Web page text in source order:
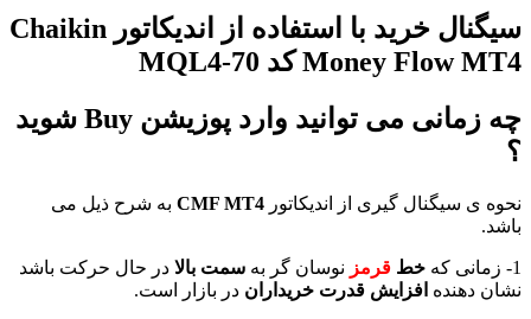
سیگنال خرید با استفاده از اندیکاتور Chaikin
Money Flow MT4 کد MQL4-70
چه زمانی می توانید وارد پوزیشن Buy شوید
؟
نحوه ی سیگنال گیری از اندیکاتور CMF MT4 به شرح ذیل می
باشد.
1- زمانی که خط قرمز نوسان گر به سمت بالا در حال حرکت باشد
نشان دهنده افزایش قدرت خریداران در بازار است.